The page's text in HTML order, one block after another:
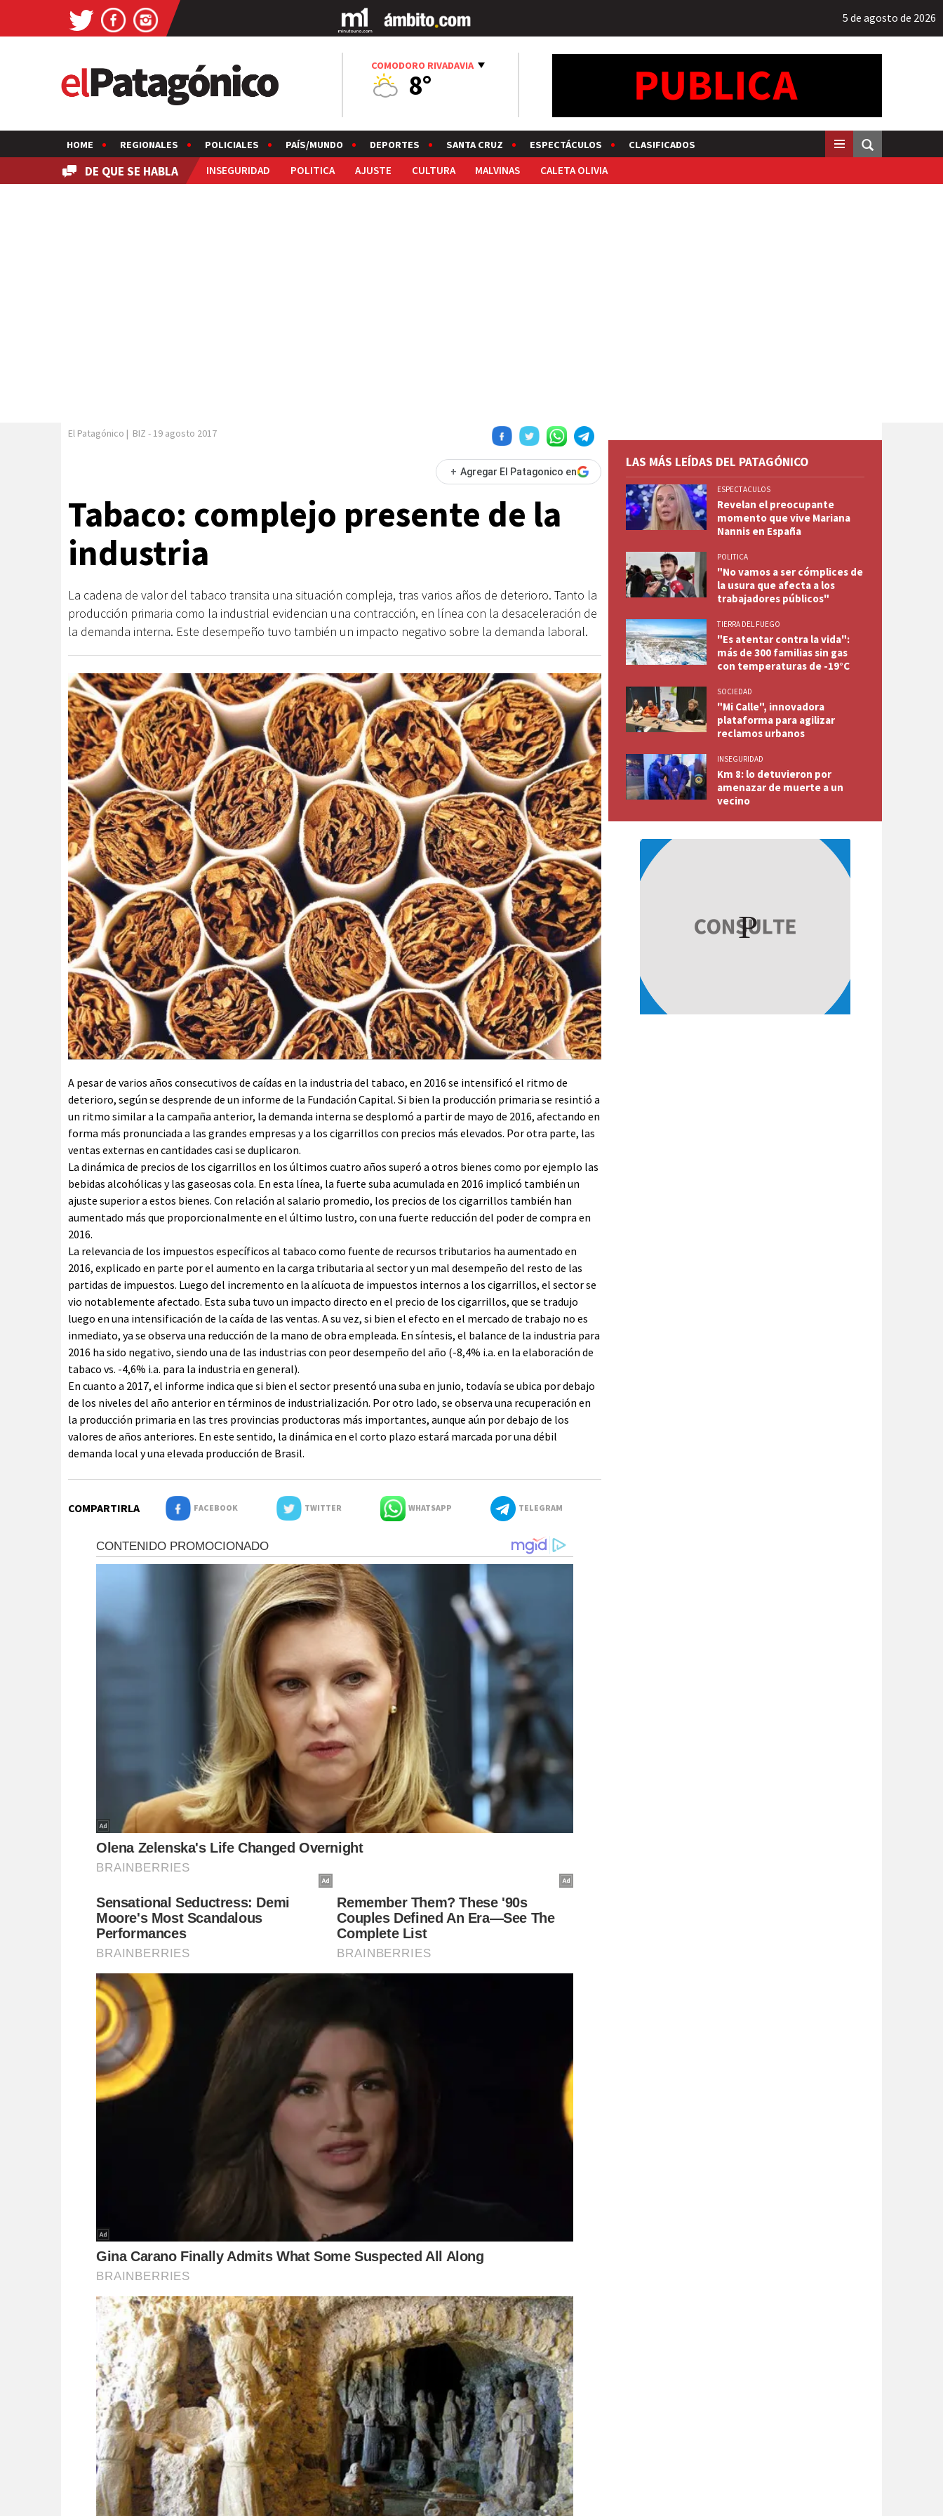
5 de agosto de 2026
COMODORO RIVADAVIA
8°
HOME REGIONALES POLICIALES PAÍS/MUNDO DEPORTES SANTA CRUZ ESPECTÁCULOS CLASIFICADOS
DE QUE SE HABLA INSEGURIDAD POLITICA AJUSTE CULTURA MALVINAS CALETA OLIVIA
El Patagónico | BIZ - 19 agosto 2017
+ Agregar El Patagonico en
Tabaco: complejo presente de la
industria
La cadena de valor del tabaco transita una situación compleja, tras varios años de deterioro. Tanto la
producción primaria como la industrial evidencian una contracción, en línea con la desaceleración de
la demanda interna. Este desempeño tuvo también un impacto negativo sobre la demanda laboral.
A pesar de varios años consecutivos de caídas en la industria del tabaco, en 2016 se intensificó el ritmo de
deterioro, según se desprende de un informe de la Fundación Capital. Si bien la producción primaria se resintió a
un ritmo similar a la campaña anterior, la demanda interna se desplomó a partir de mayo de 2016, afectando en
forma más pronunciada a las grandes empresas y a los cigarrillos con precios más elevados. Por otra parte, las
ventas externas en cantidades casi se duplicaron.
La dinámica de precios de los cigarrillos en los últimos cuatro años superó a otros bienes como por ejemplo las
bebidas alcohólicas y las gaseosas cola. En esta línea, la fuerte suba acumulada en 2016 implicó también un
ajuste superior a estos bienes. Con relación al salario promedio, los precios de los cigarrillos también han
aumentado más que proporcionalmente en el último lustro, con una fuerte reducción del poder de compra en
2016.
La relevancia de los impuestos específicos al tabaco como fuente de recursos tributarios ha aumentado en
2016, explicado en parte por el aumento en la carga tributaria al sector y un mal desempeño del resto de las
partidas de impuestos. Luego del incremento en la alícuota de impuestos internos a los cigarrillos, el sector se
vio notablemente afectado. Esta suba tuvo un impacto directo en el precio de los cigarrillos, que se tradujo
luego en una intensificación de la caída de las ventas. A su vez, si bien el efecto en el mercado de trabajo no es
inmediato, ya se observa una reducción de la mano de obra empleada. En síntesis, el balance de la industria para
2016 ha sido negativo, siendo una de las industrias con peor desempeño del año (-8,4% i.a. en la elaboración de
tabaco vs. -4,6% i.a. para la industria en general).
En cuanto a 2017, el informe indica que si bien el sector presentó una suba en junio, todavía se ubica por debajo
de los niveles del año anterior en términos de industrialización. Por otro lado, se observa una recuperación en
la producción primaria en las tres provincias productoras más importantes, aunque aún por debajo de los
valores de años anteriores. En este sentido, la dinámica en el corto plazo estará marcada por una débil
demanda local y una elevada producción de Brasil.
COMPARTIRLA FACEBOOK TWITTER WHATSAPP TELEGRAM
LAS MÁS LEÍDAS DEL PATAGÓNICO
ESPECTACULOS
Revelan el preocupante
momento que vive Mariana
Nannis en España
POLITICA
"No vamos a ser cómplices de
la usura que afecta a los
trabajadores públicos"
TIERRA DEL FUEGO
"Es atentar contra la vida":
más de 300 familias sin gas
con temperaturas de -19°C
SOCIEDAD
"Mi Calle", innovadora
plataforma para agilizar
reclamos urbanos
INSEGURIDAD
Km 8: lo detuvieron por
amenazar de muerte a un
vecino